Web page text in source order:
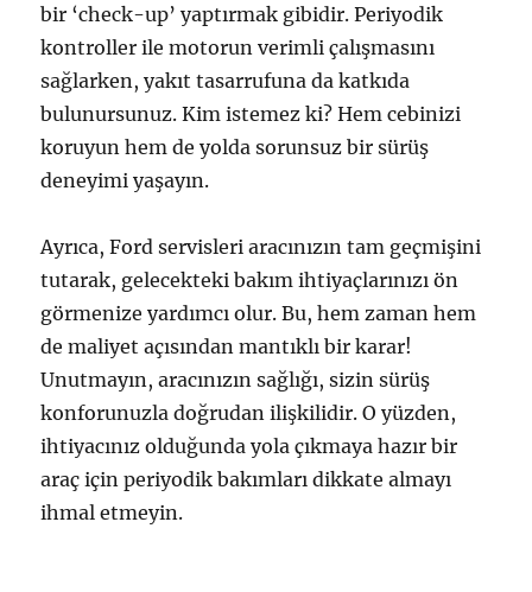
bir ‘check-up’ yaptırmak gibidir. Periyodik
kontroller ile motorun verimli çalışmasını
sağlarken, yakıt tasarrufuna da katkıda
bulunursunuz. Kim istemez ki? Hem cebinizi
koruyun hem de yolda sorunsuz bir sürüş
deneyimi yaşayın.
Ayrıca, Ford servisleri aracınızın tam geçmişini
tutarak, gelecekteki bakım ihtiyaçlarınızı ön
görmenize yardımcı olur. Bu, hem zaman hem
de maliyet açısından mantıklı bir karar!
Unutmayın, aracınızın sağlığı, sizin sürüş
konforunuzla doğrudan ilişkilidir. O yüzden,
ihtiyacınız olduğunda yola çıkmaya hazır bir
araç için periyodik bakımları dikkate almayı
ihmal etmeyin.